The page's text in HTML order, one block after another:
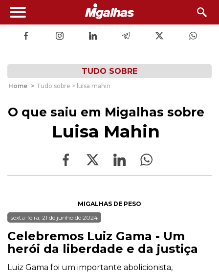
TUDO SOBRE
Home > Tudo sobre > luisa mahin
O que saiu em Migalhas sobre
Luisa Mahin
MIGALHAS DE PESO
sexta-feira, 21 de junho de 2024
Celebremos Luiz Gama - Um
herói da liberdade e da justiça
Luiz Gama foi um importante abolicionista,